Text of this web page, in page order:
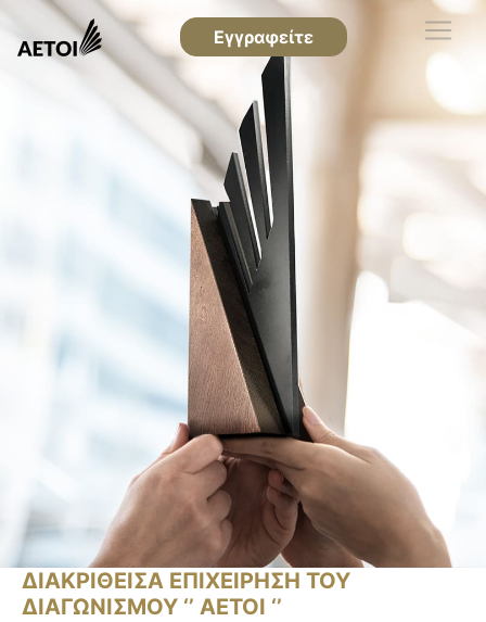
Εγγραφείτε
ΔΙΑΚΡΙΘΕΙΣΑ ΕΠΙΧΕΙΡΗΣΗ ΤΟΥ
ΔΙΑΓΩΝΙΣΜΟΥ ‘’ ΑΕΤΟΙ ‘’